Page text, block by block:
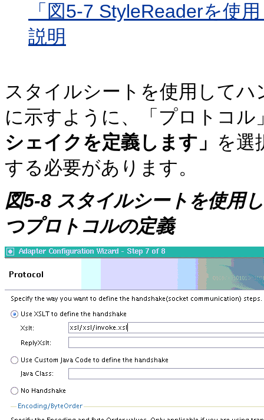
「図5-7 StyleReaderを使
説明
スタイルシートを使用して
に示すように、「プロトコル
シェイクを定義します」 を選
する必要があります。
図5-8 スタイルシートを使用
つプロトコルの定義